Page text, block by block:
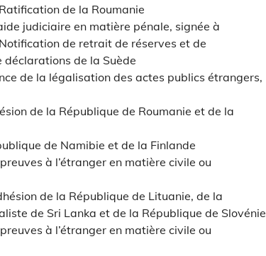
de la Roumanie
judiciaire en matière pénale, signée à
de retrait de réserves et de
de la Suède
de la légalisation des actes publics étrangers,
de la République de Roumanie et de la
de Namibie et de la Finlande
à l’étranger en matière civile ou
de la République de Lituanie, de la
de Sri Lanka et de la République de Slovénie
à l’étranger en matière civile ou